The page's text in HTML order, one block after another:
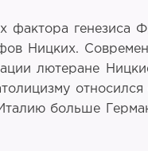
фактора генезиса
Ницких.
лютеране
больше